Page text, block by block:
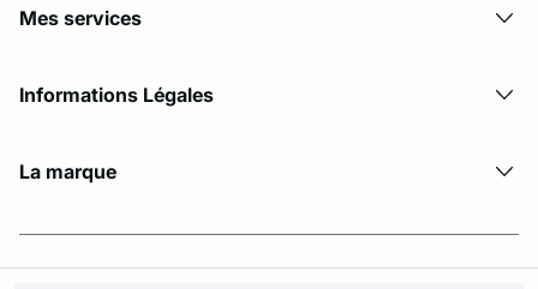
Mes services
Informations Légales
La marque